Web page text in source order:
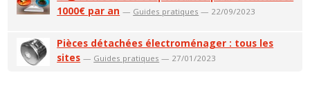
1000€ par an — Guides pratiques — 22/09/2023
Pièces détachées électroménager : tous les
sites — Guides pratiques — 27/01/2023